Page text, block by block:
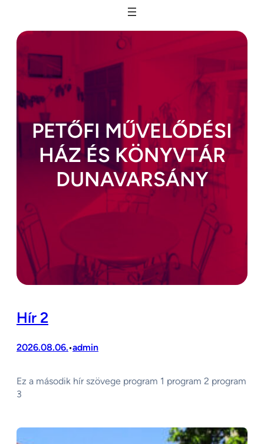
tartalomhoz
PETŐFI MŰVELŐDÉSI
HÁZ ÉS KÖNYVTÁR
DUNAVARSÁNY
Hír 2
2026.08.06.•admin
Ez a második hír szövege program 1 program 2 program
3